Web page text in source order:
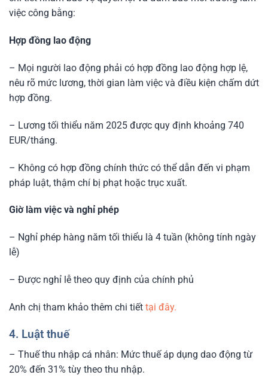
việc công bằng:
Hợp đồng lao động
– Mọi người lao động phải có hợp đồng lao động hợp lệ,
nêu rõ mức lương, thời gian làm việc và điều kiện chấm dứt
hợp đồng.
– Lương tối thiểu năm 2025 được quy định khoảng 740
EUR/tháng.
– Không có hợp đồng chính thức có thể dẫn đến vi phạm
pháp luật, thậm chí bị phạt hoặc trục xuất.
Giờ làm việc và nghỉ phép
– Nghỉ phép hàng năm tối thiểu là 4 tuần (không tính ngày
lễ)
– Được nghỉ lễ theo quy định của chính phủ
Anh chị tham khảo thêm chi tiết tại đây.
4. Luật thuế
– Thuế thu nhập cá nhân: Mức thuế áp dụng dao động từ
20% đến 31% tùy theo thu nhập.